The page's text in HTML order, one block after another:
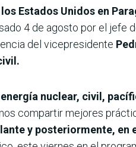
Estados Unidos en
4 de agosto por el jefe
del vicepresidente
nuclear, civil,
compartir mejores
y posteriormente,